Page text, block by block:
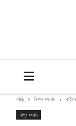
বাড়ি বিশ্ব সংবাদ
বিশ্ব সংবাদ